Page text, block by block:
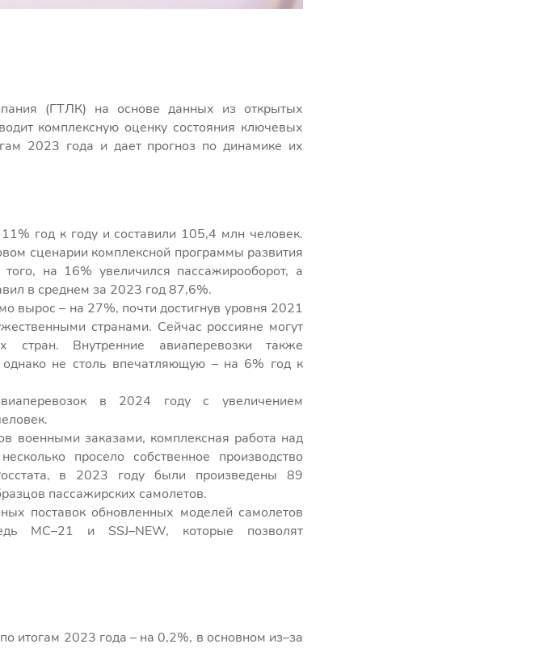
(ГТЛК) на основе данных из открытых
комплексную оценку состояния ключевых
2023 года и дает прогноз по динамике их
год к году и составили 105,4 млн человек.
сценарии комплексной программы развития
на 16% увеличился пассажирооборот, а
в среднем за 2023 год 87,6%.
вырос – на 27%, почти достигнув уровня 2021
странами. Сейчас россияне могут
Внутренние авиаперевозки также
не столь впечатляющую – на 6% год к
в 2024 году с увеличением
военными заказами, комплексная работа над
просело собственное производство
в 2023 году были произведены 89
пассажирских самолетов.
поставок обновленных моделей самолетов
МС–21 и SSJ–NEW, которые позволят
итогам 2023 года – на 0,2%, в основном из–за